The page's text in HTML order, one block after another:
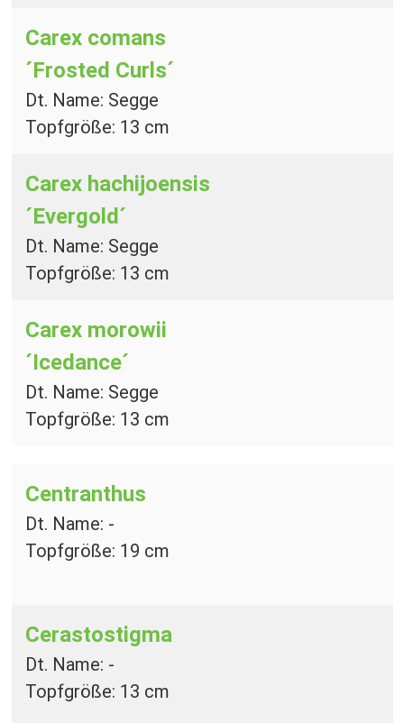
Carex comans
´Frosted Curls´
Dt. Name: Segge
Topfgröße: 13 cm
Carex hachijoensis
´Evergold´
Dt. Name: Segge
Topfgröße: 13 cm
Carex morowii
´Icedance´
Dt. Name: Segge
Topfgröße: 13 cm
Centranthus
Dt. Name: -
Topfgröße: 19 cm
Cerastostigma
Dt. Name: -
Topfgröße: 13 cm